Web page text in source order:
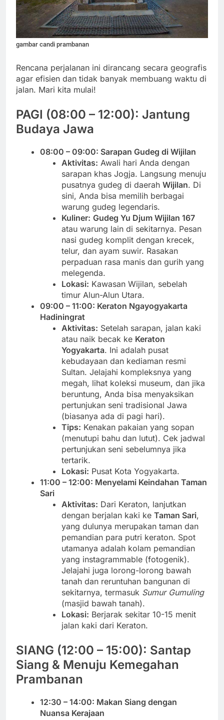
gambar candi prambanan
Rencana perjalanan ini dirancang secara geografis
agar efisien dan tidak banyak membuang waktu di
jalan. Mari kita mulai!
PAGI (08:00 – 12:00): Jantung
Budaya Jawa
08:00 – 09:00: Sarapan Gudeg di Wijilan
Aktivitas: Awali hari Anda dengan
sarapan khas Jogja. Langsung menuju
pusatnya gudeg di daerahWijilan. Di
sini, Anda bisa memilih berbagai
warung gudeg legendaris.
Kuliner: Gudeg Yu Djum Wijilan 167
atau warung lain di sekitarnya. Pesan
nasi gudeg komplit dengan krecek,
telur, dan ayam suwir. Rasakan
perpaduan rasa manis dan gurih yang
melegenda.
Lokasi: Kawasan Wijilan, sebelah
timur Alun-Alun Utara.
09:00 – 11:00: Keraton Ngayogyakarta
Hadiningrat
Aktivitas: Setelah sarapan, jalan kaki
atau naik becak ke Keraton
Yogyakarta. Ini adalah pusat
kebudayaan dan kediaman resmi
Sultan. Jelajahi kompleksnya yang
megah, lihat koleksi museum, dan jika
beruntung, Anda bisa menyaksikan
pertunjukan seni tradisional Jawa
(biasanya ada di pagi hari).
Tips: Kenakan pakaian yang sopan
(menutupi bahu dan lutut). Cek jadwal
pertunjukan seni sebelumnya jika
tertarik.
Lokasi: Pusat Kota Yogyakarta.
11:00 – 12:00: Menyelami Keindahan Taman
Sari
Aktivitas: Dari Keraton, lanjutkan
dengan berjalan kaki keTaman Sari,
yang dulunya merupakan taman dan
pemandian para putri keraton. Spot
utamanya adalah kolam pemandian
yang instagrammable (fotogenik).
Jelajahi juga lorong-lorong bawah
tanah dan reruntuhan bangunan di
sekitarnya, termasuk Sumur Gumuling
(masjid bawah tanah).
Lokasi: Berjarak sekitar 10-15 menit
jalan kaki dari Keraton.
SIANG (12:00 – 15:00): Santap
Siang & Menuju Kemegahan
Prambanan
12:30 – 14:00: Makan Siang dengan
Nuansa Kerajaan